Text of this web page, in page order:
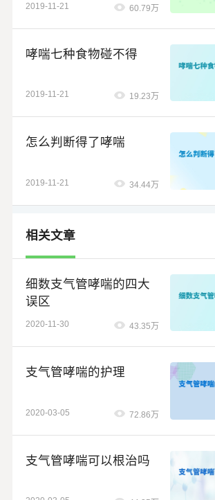
2019-11-21 60.79万
哮喘七种食物碰不得
2019-11-21 19.23万
怎么判断得了哮喘
2019-11-21 34.44万
相关文章
细数支气管哮喘的四大
误区
2020-11-30 43.35万
支气管哮喘的护理
2020-03-05 72.86万
支气管哮喘可以根治吗